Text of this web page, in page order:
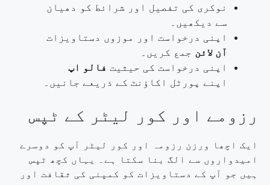
نوکری کی تفصیل اور شرائط کو دھیان
سے دیکھیں۔
اپنی درخواست اور موزوں دستاویزات
آن لائن جمع کریں۔
اپنی درخواست کی حیثیت فالو اپ
اپنے پورٹل اکاؤنٹ کے ذریعے جانیں۔
رزومے اور کور لیٹر کے ٹپس
ایک اچھا ورزن رزومہ اور کور لیٹر آپ کو دوسرے
امیدواروں سے الگ بنا سکتا ہے۔ یہاں کچھ ٹپس
ہیں جو آپ کے دستاویزات کو کمپنی کی ثقافت اور